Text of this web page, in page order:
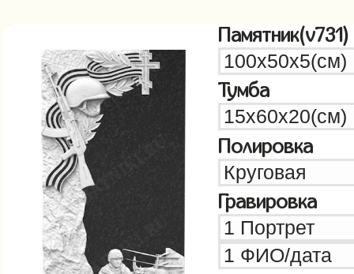
Памятник(v731)
Тумба
Полировка
Гравировка